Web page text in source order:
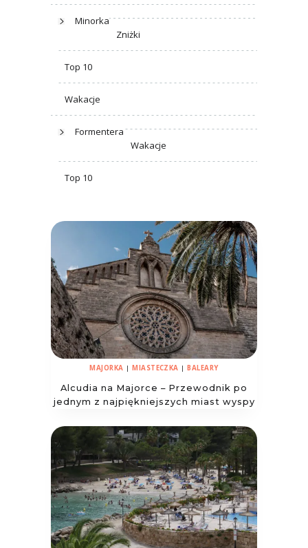
Minorka
Zniżki
Top 10
Wakacje
Formentera
Wakacje
Top 10
MAJORKA |MIASTECZKA |BALEARY
Alcudia na Majorce – Przewodnik po
jednym z najpiękniejszych miast wyspy